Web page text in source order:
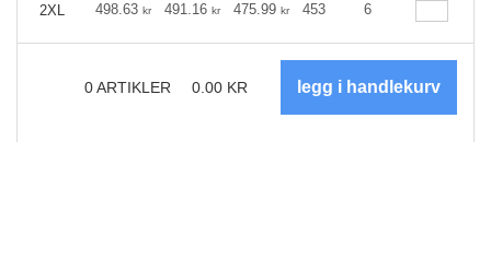
2XL
498.63 kr 491.16 kr 475.99 kr 453.36 6
0ARTIKLER 0.00 KR